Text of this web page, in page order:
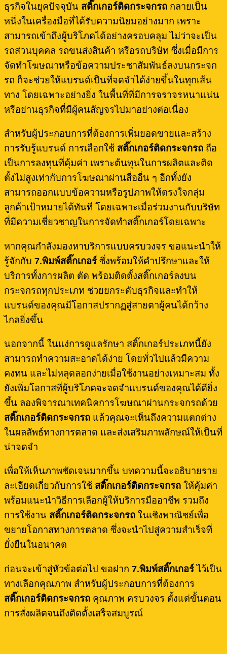
ธุรกิจในยุคปัจจุบัน สติ๊กเกอร์ติดกระจกรถ กลายเป็น
หนึ่งในเครื่องมือที่ได้รับความนิยมอย่างมาก เพราะ
สามารถเข้าถึงผู้บริโภคได้อย่างครอบคลุม ไม่ว่าจะเป็น
รถส่วนบุคคล รถขนส่งสินค้า หรือรถบริษัท ซึ่งเมื่อมีการ
จัดทำโฆษณาหรือข้อความประชาสัมพันธ์ลงบนกระจก
รถ ก็จะช่วยให้แบรนด์เป็นที่จดจำได้ง่ายขึ้นในทุกเส้น
ทาง โดยเฉพาะอย่างยิ่ง ในพื้นที่ที่มีการจราจรหนาแน่น
หรือย่านธุรกิจที่มีผู้คนสัญจรไปมาอย่างต่อเนื่อง
สำหรับผู้ประกอบการที่ต้องการเพิ่มยอดขายและสร้าง
การรับรู้แบรนด์ การเลือกใช้ สติ๊กเกอร์ติดกระจกรถ ถือ
เป็นการลงทุนที่คุ้มค่า เพราะต้นทุนในการผลิตและติด
ตั้งไม่สูงเท่ากับการโฆษณาผ่านสื่ออื่น ๆ อีกทั้งยัง
สามารถออกแบบข้อความหรือรูปภาพให้ตรงใจกลุ่ม
ลูกค้าเป้าหมายได้ทันที โดยเฉพาะเมื่อร่วมงานกับบริษัท
ที่มีความเชี่ยวชาญในการจัดทำสติ๊กเกอร์โดยเฉพาะ
หากคุณกำลังมองหาบริการแบบครบวงจร ขอแนะนำให้
รู้จักกับ 7.พิมพ์สติ๊กเกอร์ซึ่งพร้อมให้คำปรึกษาและให้
บริการทั้งการผลิต ตัด พร้อมติดตั้งสติ๊กเกอร์ลงบน
กระจกรถทุกประเภท ช่วยยกระดับธุรกิจและทำให้
แบรนด์ของคุณมีโอกาสปรากฏสู่สายตาผู้คนได้กว้าง
ไกลยิ่งขึ้น
นอกจากนี้ ในแง่การดูแลรักษา สติ๊กเกอร์ประเภทนี้ยัง
สามารถทำความสะอาดได้ง่าย โดยทั่วไปแล้วมีความ
คงทน และไม่หลุดลอกง่ายเมื่อใช้งานอย่างเหมาะสม ทั้ง
ยังเพิ่มโอกาสที่ผู้บริโภคจะจดจำแบรนด์ของคุณได้ดียิ่ง
ขึ้น ลองพิจารณาเทคนิคการโฆษณาผ่านกระจกรถด้วย
สติ๊กเกอร์ติดกระจกรถ แล้วคุณจะเห็นถึงความแตกต่าง
ในผลลัพธ์ทางการตลาด และส่งเสริมภาพลักษณ์ให้เป็นที่
น่าจดจำ
เพื่อให้เห็นภาพชัดเจนมากขึ้น บทความนี้จะอธิบายราย
ละเอียดเกี่ยวกับการใช้ สติ๊กเกอร์ติดกระจกรถ ให้คุ้มค่า
พร้อมแนะนำวิธีการเลือกผู้ให้บริการมืออาชีพ รวมถึง
การใช้งาน สติ๊กเกอร์ติดกระจกรถ ในเชิงพาณิชย์เพื่อ
ขยายโอกาสทางการตลาด ซึ่งจะนำไปสู่ความสำเร็จที่
ยั่งยืนในอนาคต
ก่อนจะเข้าสู่หัวข้อต่อไป ขอฝาก 7.พิมพ์สติ๊กเกอร์ไว้เป็น
ทางเลือกคุณภาพ สำหรับผู้ประกอบการที่ต้องการ
สติ๊กเกอร์ติดกระจกรถ คุณภาพ ครบวงจร ตั้งแต่ขั้นตอน
การสั่งผลิตจนถึงติดตั้งเสร็จสมบูรณ์